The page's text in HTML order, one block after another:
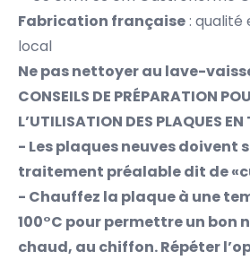
Fabrication française: qualité
local
Ne pas nettoyer au lave-
CONSEILS DE PRÉPARATION
L’UTILISATION DES PLAQUES EN
- Les plaques neuves doivent
traitement préalable dit de
- Chauffez la plaque à une
100°C pour permettre un bon
chaud, au chiffon. Répéter